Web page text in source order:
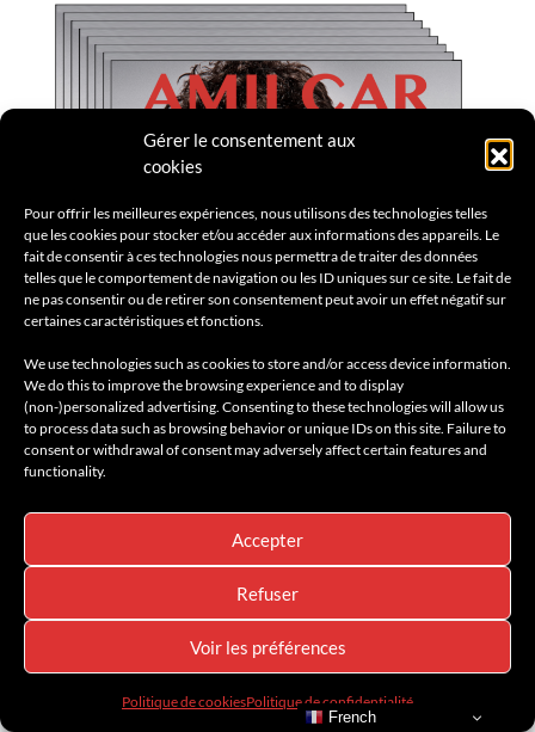
Gérer le consentement aux
cookies
Pour offrir les meilleures expériences, nous utilisons des technologies telles
que les cookies pour stocker et/ou accéder aux informations des appareils. Le
fait de consentir à ces technologies nous permettra de traiter des données
telles que le comportement de navigation ou les ID uniques sur ce site. Le fait de
ne pas consentir ou de retirer son consentement peut avoir un effet négatif sur
certaines caractéristiques et fonctions.
We use technologies such as cookies to store and/or access device information.
We do this to improve the browsing experience and to display
(non-)personalized advertising. Consenting to these technologies will allow us
to process data such as browsing behavior or unique IDs on this site. Failure to
consent or withdrawal of consent may adversely affect certain features and
functionality.
Accepter
Refuser
Voir les préférences
Politique de cookiesPolitique de confidentialité
À suivre surAMILCAR
MAGAZINE GROUP (30
French